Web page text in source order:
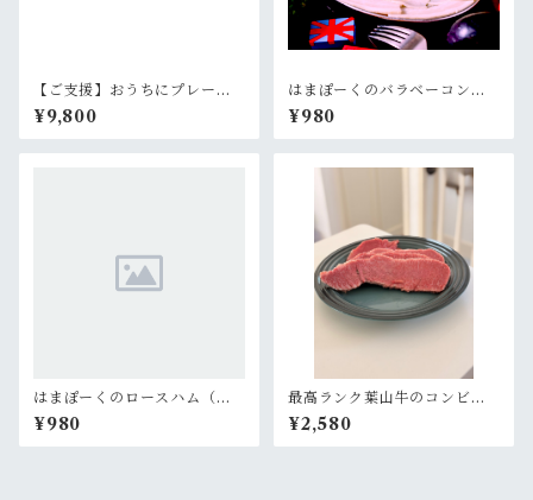
【ご支援】おうちにプレー
ト！＊複数購入も嬉しいです
＊
¥9,800
はまぽーくのバラベーコン
（４枚１パック 約１００g）×
１パック
¥980
はまぽーくのロースハム（４
枚１パック 約１００g）×１パ
ック
¥980
最高ランク葉山牛のコンビー
フ（１枚 約１００g）×１パッ
ク【ミスターヨーロッパ監
修】
¥2,580